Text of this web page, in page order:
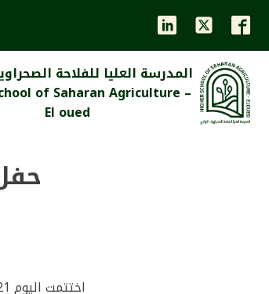
المدرسة العليا للفلاحة
of Saharan Agriculture –
El oued